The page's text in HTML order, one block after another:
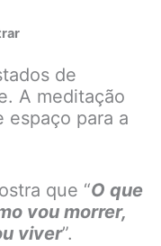
de
A meditação
espaço para a
que “O que
vou morrer,
viver”.